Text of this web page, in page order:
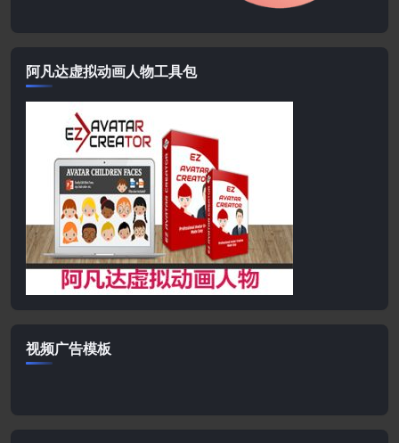
阿凡达虚拟动画人物工具包
视频广告模板